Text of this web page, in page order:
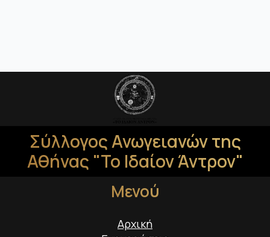
Σύλλογος Ανωγειανών της
Αθήνας "Το Ιδαίον Άντρον"
Μενού
Αρχική